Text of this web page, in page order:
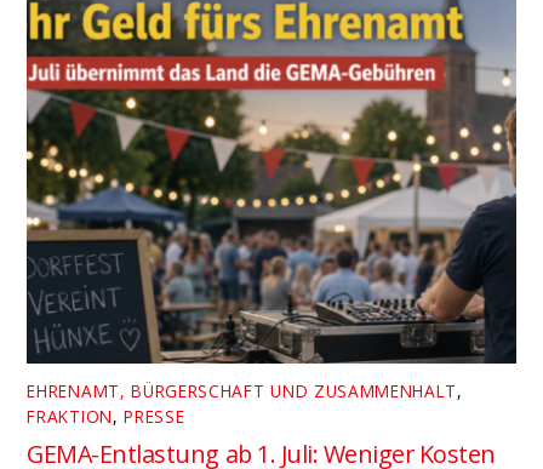
EHRENAMT, BÜRGERSCHAFT UND ZUSAMMENHALT,
FRAKTION,PRESSE
GEMA-Entlastung ab 1. Juli: Weniger Kosten